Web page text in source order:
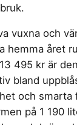
TV
TV
TV
TV
Shilajit
vuxna och
hemma året
495 kr är
bland
och smarta
på 1 190